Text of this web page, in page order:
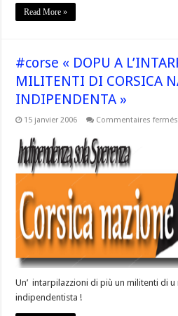
Read More »
#corse « DOPU A
MILITENTI DI CORSICA
INDIPENDENTA »
15 janvier 2006 Commentaires fermés
Un’ intarpilazzioni di più un militenti di u
indipendentista !